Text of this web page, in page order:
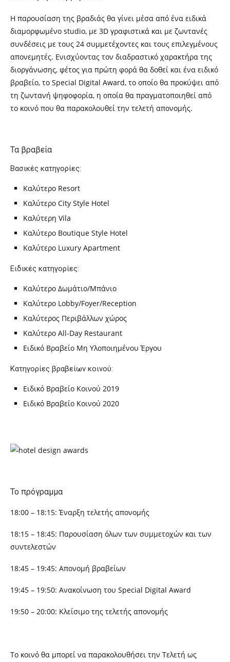
H παρουσίαση της βραδιάς θα γίνει μέσα από ένα ειδικά
διαμορφωμένο studio, με 3D γραφιστικά και με ζωντανές
συνδέσεις με τους 24 συμμετέχοντες και τους επιλεγμένους
απονεμητές. Ενισχύοντας τον διαδραστικό χαρακτήρα της
διοργάνωσης, φέτος για πρώτη φορά θα δοθεί και ένα ειδικό
βραβείο, το Special Digital Award, το οποίο θα προκύψει από
τη ζωντανή ψηφοφορία, η οποία θα πραγματοποιηθεί από
το κοινό που θα παρακολουθεί την τελετή απονομής.
Τα βραβεία
Βασικές κατηγορίες:
Καλύτερο Resort
Καλύτερο City Style Hotel
Καλύτερη Vila
Καλύτερο Boutique Style Hotel
Καλύτερο Luxury Apartment
Ειδικές κατηγορίες:
Καλύτερο Δωμάτιο/Μπάνιο
Καλύτερο Lobby/Foyer/Reception
Καλύτερος Περιβάλλων χώρος
Καλύτερο All-Day Restaurant
Ειδικό Βραβείο Μη Υλοποιημένου Έργου
Κατηγορίες βραβείων κοινού:
Ειδικό Βραβείο Κοινού 2019
Ειδικό Βραβείο Κοινού 2020
Το πρόγραμμα
18:00 – 18:15: Έναρξη τελετής απονομής
18:15 – 18:45: Παρουσίαση όλων των συμμετοχών και των
συντελεστών
18:45 – 19:45: Απονομή βραβείων
19:45 – 19:50: Ανακοίνωση του Special Digital Award
19:50 – 20:00: Κλείσιμο της τελετής απονομής
Το κοινό θα μπορεί να παρακολουθήσει την Τελετή ως